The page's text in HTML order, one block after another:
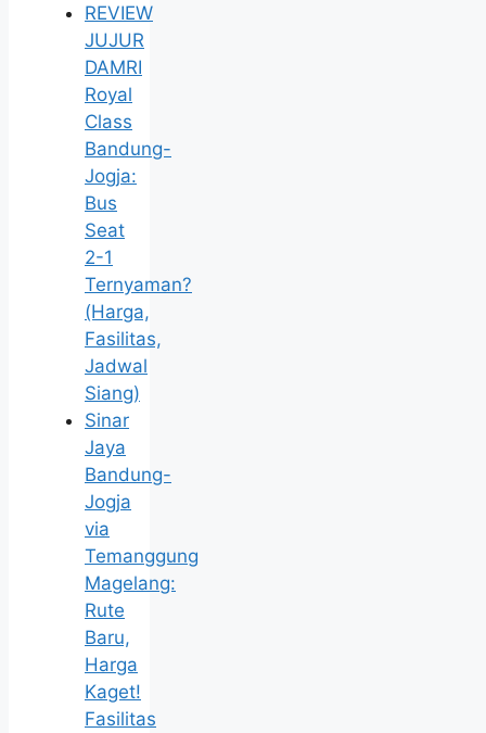
REVIEW
JUJUR
DAMRI
Royal
Class
Bandung-
Jogja:
Bus
Seat
2-1
Ternyaman?
(Harga,
Fasilitas,
Jadwal
Siang)
Sinar
Jaya
Bandung-
Jogja
via
Temanggung
Magelang:
Rute
Baru,
Harga
Kaget!
Fasilitas